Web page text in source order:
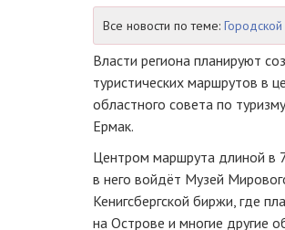
Все новости по теме:
Власти региона планируют
туристических маршрутов в
областного совета по
Ермак.
Центром маршрута длиной в
в него войдёт Музей
Кенигсбергской биржи, где
на Острове и многие другие